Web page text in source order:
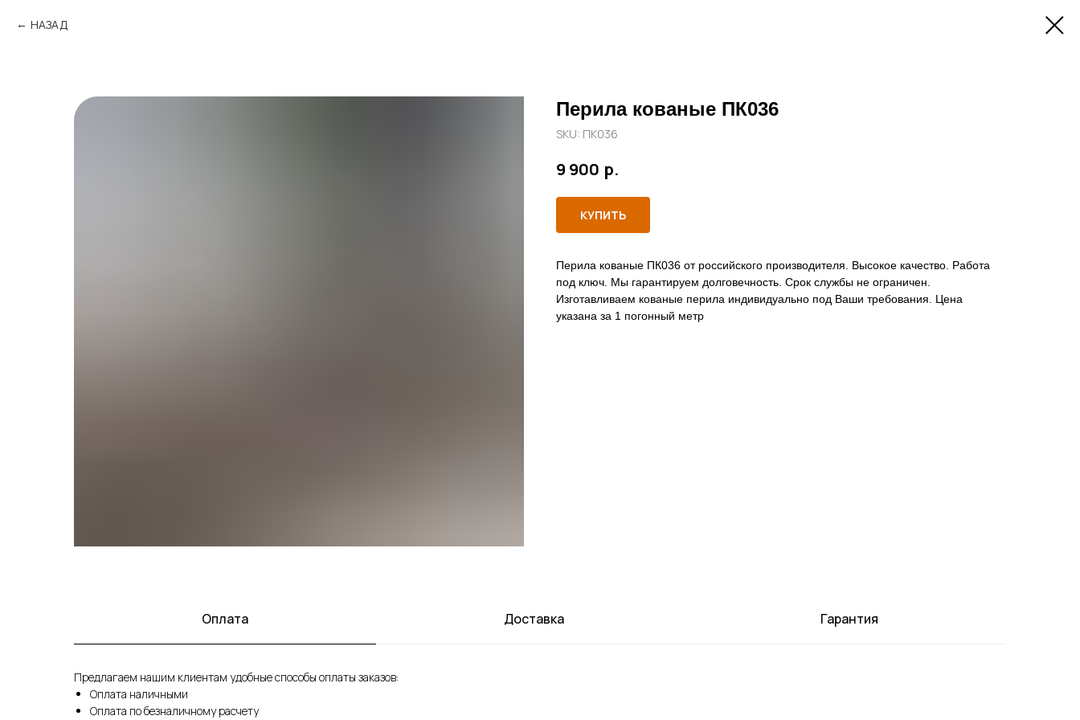
НАЗАД
Перила кованые ПК036
SKU: ПК036
9 900 р.
КУПИТЬ
Перила кованые ПК036 от российского производителя. Высокое качество. Работа
под ключ. Мы гарантируем долговечность. Срок службы не ограничен.
Изготавливаем кованые перила индивидуально под Ваши требования. Цена
указана за 1 погонный метр
Оплата Доставка Гарантия
Предлагаем нашим клиентам удобные способы оплаты заказов:
Оплата наличными
Оплата по безналичному расчету